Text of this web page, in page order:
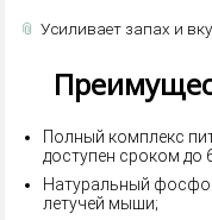
📎 Усиливает запах и
Полный комплекс
доступен сроком до
Натуральный
летучей мыши;